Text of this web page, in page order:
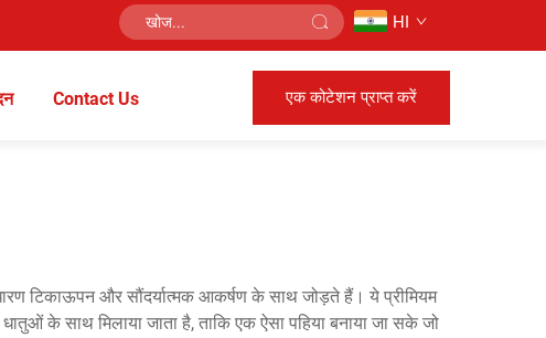
HI
Contact Us एक कोटेशन प्राप्त करें
टिकाऊपन और सौंदर्यात्मक आकर्षण के साथ जोड़ते हैं। ये प्रीमियम
के साथ मिलाया जाता है, ताकि एक ऐसा पहिया बनाया जा सके जो